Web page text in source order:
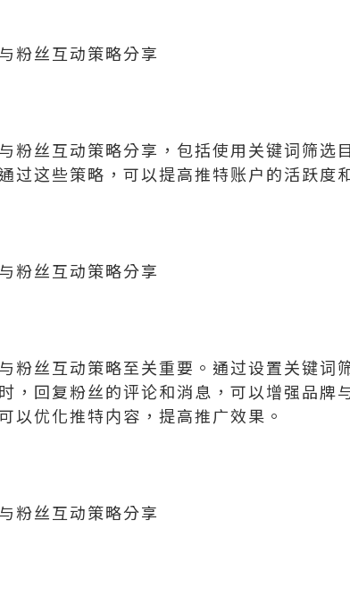
粉丝互动策略分享
粉丝互动策略分享，包括使用关键词筛选
过这些策略，可以提高推特账户的活跃度
粉丝互动策略分享
粉丝互动策略至关重要。通过设置关键词
，回复粉丝的评论和消息，可以增强品牌
以优化推特内容，提高推广效果。
粉丝互动策略分享